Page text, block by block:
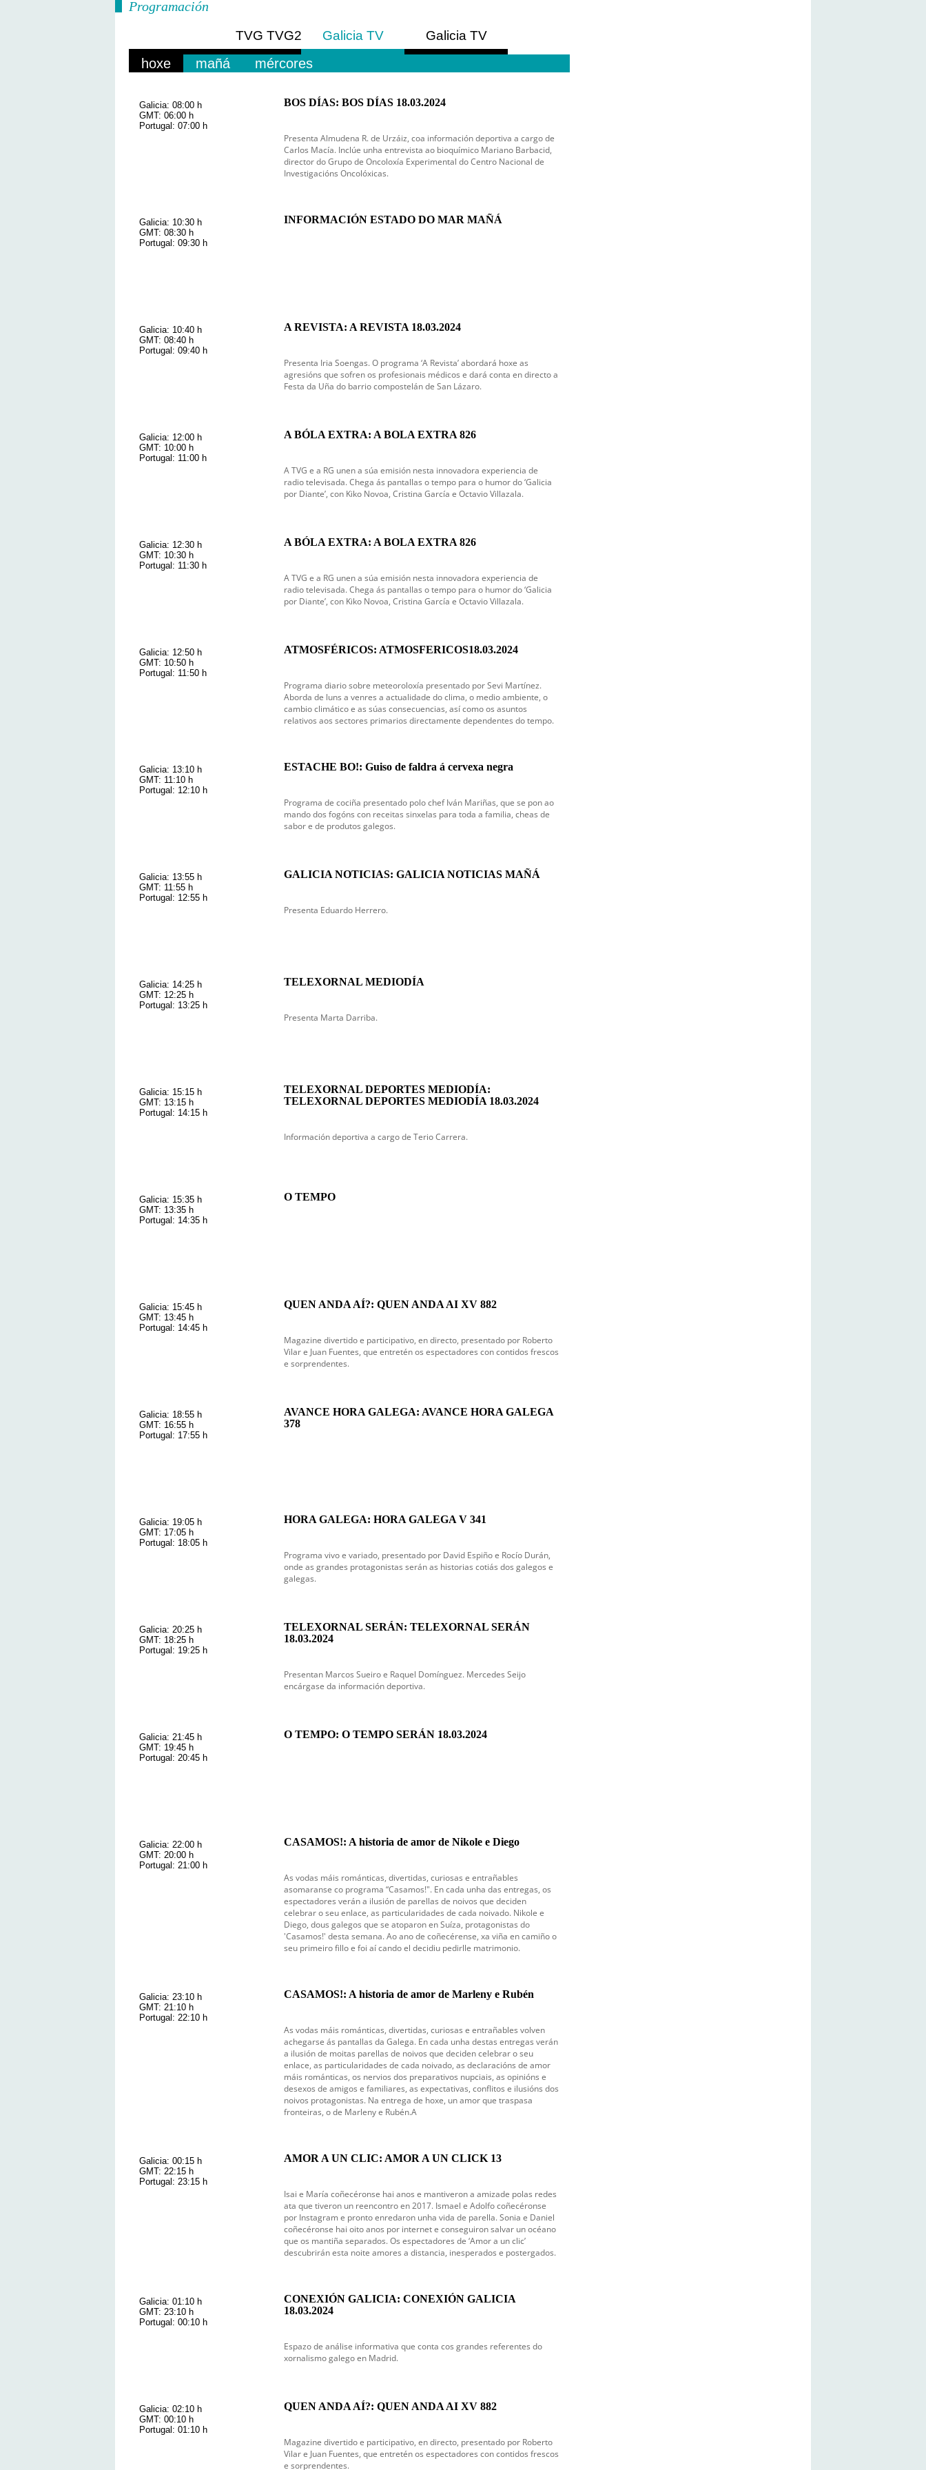
Programación
TVG TVG2
Galicia TV
Galicia TV
hoxe mañá mércores
Galicia: 08:00 h
GMT: 06:00 h
Portugal: 07:00 h
BOS DÍAS: BOS DÍAS 18.03.2024
Presenta Almudena R. de Urzáiz, coa información deportiva a cargo de
Carlos Macía. Inclúe unha entrevista ao bioquímico Mariano Barbacid,
director do Grupo de Oncoloxía Experimental do Centro Nacional de
Investigacións Oncolóxicas.
Galicia: 10:30 h
GMT: 08:30 h
Portugal: 09:30 h
INFORMACIÓN ESTADO DO MAR MAÑÁ
Galicia: 10:40 h
GMT: 08:40 h
Portugal: 09:40 h
A REVISTA: A REVISTA 18.03.2024
Presenta Iria Soengas. O programa ‘A Revista’ abordará hoxe as
agresións que sofren os profesionais médicos e dará conta en directo a
Festa da Uña do barrio compostelán de San Lázaro.
Galicia: 12:00 h
GMT: 10:00 h
Portugal: 11:00 h
A BÓLA EXTRA: A BOLA EXTRA 826
A TVG e a RG unen a súa emisión nesta innovadora experiencia de
radio televisada. Chega ás pantallas o tempo para o humor do ‘Galicia
por Diante’, con Kiko Novoa, Cristina García e Octavio Villazala.
Galicia: 12:30 h
GMT: 10:30 h
Portugal: 11:30 h
A BÓLA EXTRA: A BOLA EXTRA 826
A TVG e a RG unen a súa emisión nesta innovadora experiencia de
radio televisada. Chega ás pantallas o tempo para o humor do ‘Galicia
por Diante’, con Kiko Novoa, Cristina García e Octavio Villazala.
Galicia: 12:50 h
GMT: 10:50 h
Portugal: 11:50 h
ATMOSFÉRICOS: ATMOSFERICOS18.03.2024
Programa diario sobre meteoroloxía presentado por Sevi Martínez.
Aborda de luns a venres a actualidade do clima, o medio ambiente, o
cambio climático e as súas consecuencias, así como os asuntos
relativos aos sectores primarios directamente dependentes do tempo.
Galicia: 13:10 h
GMT: 11:10 h
Portugal: 12:10 h
ESTACHE BO!: Guiso de faldra á cervexa negra
Programa de cociña presentado polo chef Iván Mariñas, que se pon ao
mando dos fogóns con receitas sinxelas para toda a familia, cheas de
sabor e de produtos galegos.
Galicia: 13:55 h
GMT: 11:55 h
Portugal: 12:55 h
GALICIA NOTICIAS: GALICIA NOTICIAS MAÑÁ
Presenta Eduardo Herrero.
Galicia: 14:25 h
GMT: 12:25 h
Portugal: 13:25 h
TELEXORNAL MEDIODÍA
Presenta Marta Darriba.
Galicia: 15:15 h
GMT: 13:15 h
Portugal: 14:15 h
TELEXORNAL DEPORTES MEDIODÍA:
TELEXORNAL DEPORTES MEDIODÍA 18.03.2024
Información deportiva a cargo de Terio Carrera.
Galicia: 15:35 h
GMT: 13:35 h
Portugal: 14:35 h
O TEMPO
Galicia: 15:45 h
GMT: 13:45 h
Portugal: 14:45 h
QUEN ANDA AÍ?: QUEN ANDA AI XV 882
Magazine divertido e participativo, en directo, presentado por Roberto
Vilar e Juan Fuentes, que entretén os espectadores con contidos frescos
e sorprendentes.
Galicia: 18:55 h
GMT: 16:55 h
Portugal: 17:55 h
AVANCE HORA GALEGA: AVANCE HORA GALEGA
378
Galicia: 19:05 h
GMT: 17:05 h
Portugal: 18:05 h
HORA GALEGA: HORA GALEGA V 341
Programa vivo e variado, presentado por David Espiño e Rocío Durán,
onde as grandes protagonistas serán as historias cotiás dos galegos e
galegas.
Galicia: 20:25 h
GMT: 18:25 h
Portugal: 19:25 h
TELEXORNAL SERÁN: TELEXORNAL SERÁN
18.03.2024
Presentan Marcos Sueiro e Raquel Domínguez. Mercedes Seijo
encárgase da información deportiva.
Galicia: 21:45 h
GMT: 19:45 h
Portugal: 20:45 h
O TEMPO: O TEMPO SERÁN 18.03.2024
Galicia: 22:00 h
GMT: 20:00 h
Portugal: 21:00 h
CASAMOS!: A historia de amor de Nikole e Diego
As vodas máis románticas, divertidas, curiosas e entrañables
asomaranse co programa “Casamos!". En cada unha das entregas, os
espectadores verán a ilusión de parellas de noivos que deciden
celebrar o seu enlace, as particularidades de cada noivado. Nikole e
Diego, dous galegos que se atoparon en Suíza, protagonistas do
'Casamos!' desta semana. Ao ano de coñecérense, xa viña en camiño o
seu primeiro fillo e foi aí cando el decidiu pedirlle matrimonio.
Galicia: 23:10 h
GMT: 21:10 h
Portugal: 22:10 h
CASAMOS!: A historia de amor de Marleny e Rubén
As vodas máis románticas, divertidas, curiosas e entrañables volven
achegarse ás pantallas da Galega. En cada unha destas entregas verán
a ilusión de moitas parellas de noivos que deciden celebrar o seu
enlace, as particularidades de cada noivado, as declaracións de amor
máis románticas, os nervios dos preparativos nupciais, as opinións e
desexos de amigos e familiares, as expectativas, conflitos e ilusións dos
noivos protagonistas. Na entrega de hoxe, un amor que traspasa
fronteiras, o de Marleny e Rubén.A
Galicia: 00:15 h
GMT: 22:15 h
Portugal: 23:15 h
AMOR A UN CLIC: AMOR A UN CLICK 13
Isai e María coñecéronse hai anos e mantiveron a amizade polas redes
ata que tiveron un reencontro en 2017. Ismael e Adolfo coñecéronse
por Instagram e pronto enredaron unha vida de parella. Sonia e Daniel
coñecéronse hai oito anos por internet e conseguiron salvar un océano
que os mantiña separados. Os espectadores de ‘Amor a un clic’
descubrirán esta noite amores a distancia, inesperados e postergados.
Galicia: 01:10 h
GMT: 23:10 h
Portugal: 00:10 h
CONEXIÓN GALICIA: CONEXIÓN GALICIA
18.03.2024
Espazo de análise informativa que conta cos grandes referentes do
xornalismo galego en Madrid.
Galicia: 02:10 h
GMT: 00:10 h
Portugal: 01:10 h
QUEN ANDA AÍ?: QUEN ANDA AI XV 882
Magazine divertido e participativo, en directo, presentado por Roberto
Vilar e Juan Fuentes, que entretén os espectadores con contidos frescos
e sorprendentes.